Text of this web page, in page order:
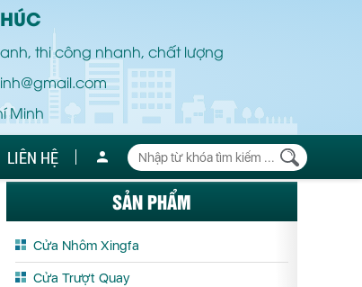
thi công nhanh, chất lượng
Minh
LIÊN HỆ
SẢN PHẨM
Cửa Nhôm Xingfa
Cửa Trượt Quay